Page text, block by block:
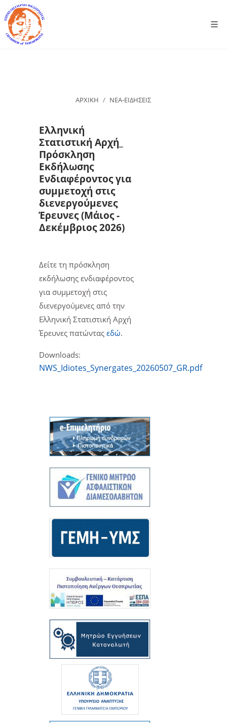
ΑΡΧΙΚΗ ΝΕΑ-ΕΙΔΗΣΕΙΣ
Ελληνική
Στατιστική Αρχή_
Πρόσκληση
Εκδήλωσης
Ενδιαφέροντος για
συμμετοχή στις
διενεργούμενες
Έρευνες (Μάιος -
Δεκέμβριος 2026)
Δείτε τη πρόσκληση
εκδήλωσης ενδιαφέροντος
για συμμετοχή στις
διενεργούμενες από την
Ελληνική Στατιστική Αρχή
Έρευνες πατώντας εδώ.
Downloads:
NWS_Idiotes_Synergates_20260507_GR.pdf